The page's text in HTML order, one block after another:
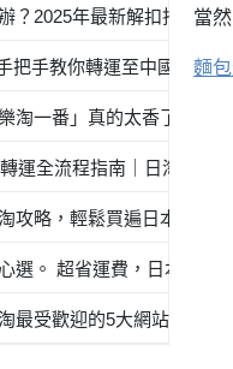
？2025年最新解扣指南與
把手教你轉運至中國全流程
淘一番」真的太香了！自
運全流程指南｜日淘新手必
攻略，輕鬆買遍日本產品
選。 超省運費，日本購物體
最受歡迎的5大網站，你有
當
麵